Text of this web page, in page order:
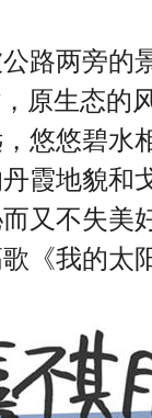
路两旁的
原生态的
悠悠碧水
霞地貌和
又不失美
《我的太